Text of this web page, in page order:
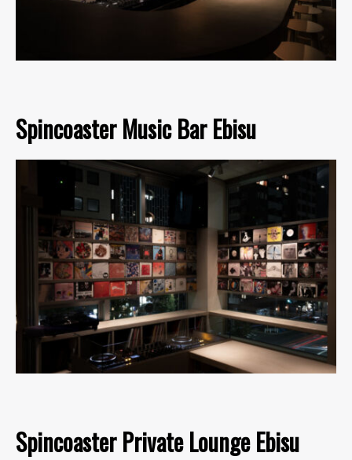
Spincoaster Music Bar Ebisu
Spincoaster Private Lounge Ebisu